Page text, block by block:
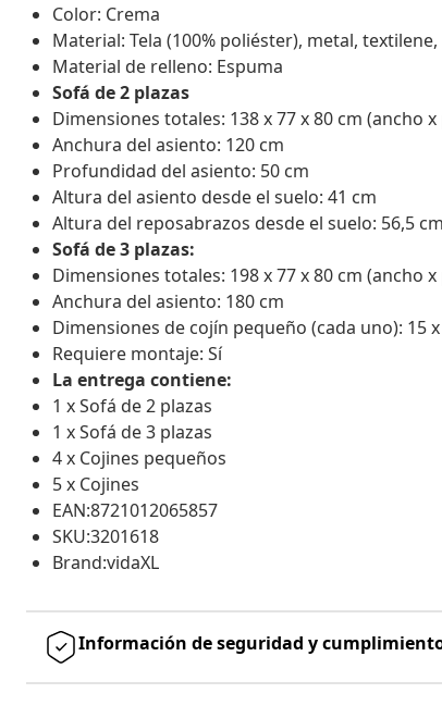
Color: Crema
Material: Tela (100% poliéster), metal,
Material de relleno: Espuma
Sofá de 2 plazas
Dimensiones totales: 138 x 77 x 80 cm (ancho
Anchura del asiento: 120 cm
Profundidad del asiento: 50 cm
Altura del asiento desde el suelo: 41 cm
Altura del reposabrazos desde el suelo: 56,5 cm
Sofá de 3 plazas:
Dimensiones totales: 198 x 77 x 80 cm (ancho
Anchura del asiento: 180 cm
Dimensiones de cojín pequeño (cada uno): 15
Requiere montaje: Sí
La entrega contiene:
1 x Sofá de 2 plazas
1 x Sofá de 3 plazas
4 x Cojines pequeños
5 x Cojines
EAN:8721012065857
SKU:3201618
Brand:vidaXL
Información de seguridad y